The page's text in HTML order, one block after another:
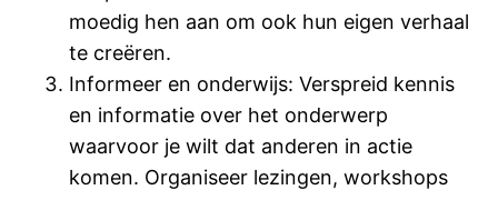
moedig hen aan om ook hun eigen verhaal
te creëren.
Informeer en onderwijs: Verspreid kennis
en informatie over het onderwerp
waarvoor je wilt dat anderen in actie
komen. Organiseer lezingen, workshops